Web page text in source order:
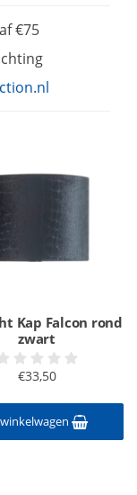
€75
Kap Falcon rond
zwart
€33,50